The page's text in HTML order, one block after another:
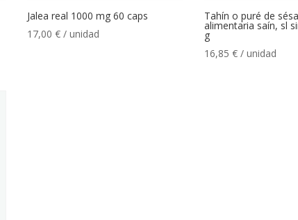
Jalea real 1000 mg 60 caps
17,00 € / unidad
Tahín o puré de
alimentaria saín, sl
g
16,85€ / unidad